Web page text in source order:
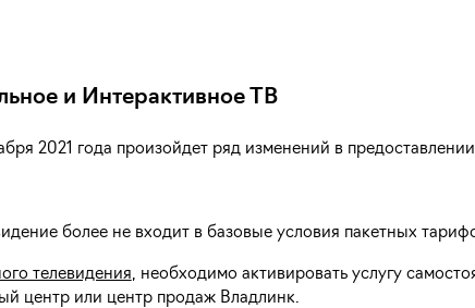
и Интерактивное ТВ
2021 года произойдет ряд изменений в
более не входит в базовые условия пакетных
телевидения, необходимо активировать услугу
центр или центр продаж Владлинк.